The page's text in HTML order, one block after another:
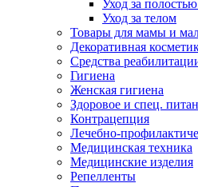
Уход за полостью
Уход за телом
Товары для мамы и
Декоративная
Средства
Гигиена
Женская гигиена
Здоровое и спец.
Контрацепция
Лечебно-
Медицинская техника
Медицинские изделия
Репелленты